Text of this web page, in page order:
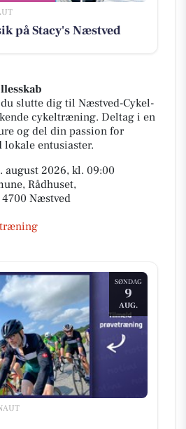
på Stacy's Næstved
slutte dig til Næstved-Cykel-
cykeltræning. Deltag i en
og del din passion for
entusiaster.
august 2026, kl. 09:00
Rådhuset,
4700 Næstved
SØNDAG
9
AUG.